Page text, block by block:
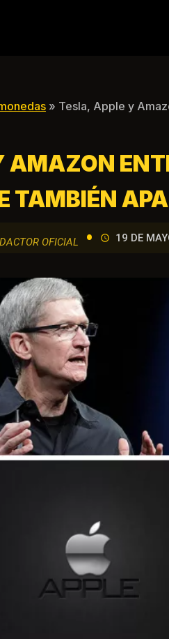
» Tesla, Apple y
AMAZON
TAMBIÉN
OFICIAL • 19 DE